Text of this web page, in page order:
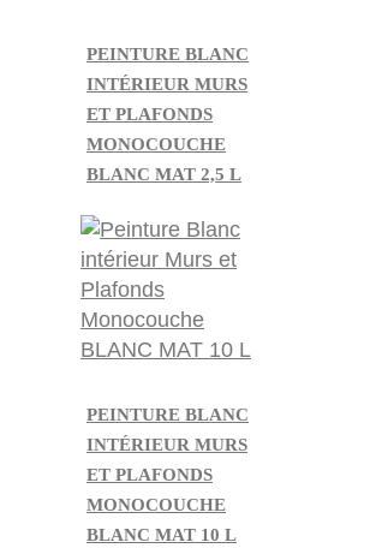
PEINTURE BLANC
INTÉRIEUR MURS
ET PLAFONDS
MONOCOUCHE
BLANC MAT 2,5 L
PEINTURE BLANC
INTÉRIEUR MURS
ET PLAFONDS
MONOCOUCHE
BLANC MAT 10 L